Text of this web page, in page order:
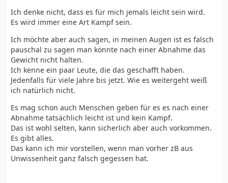
Ich denke nicht, dass es für mich jemals leicht sein wird.
Es wird immer eine Art Kampf sein.
Ich möchte aber auch sagen, in meinen Augen ist es falsch
pauschal zu sagen man könnte nach einer Abnahme das
Gewicht nicht halten.
Ich kenne ein paar Leute, die das geschafft haben.
Jedenfalls für viele Jahre bis jetzt. Wie es weitergeht weiß
ich natürlich nicht.
Es mag schon auch Menschen geben für es es nach einer
Abnahme tatsächlich leicht ist und kein Kampf.
Das ist wohl selten, kann sicherlich aber auch vorkommen.
Es gibt alles.
Das kann ich mir vorstellen, wenn man vorher zB aus
Unwissenheit ganz falsch gegessen hat.